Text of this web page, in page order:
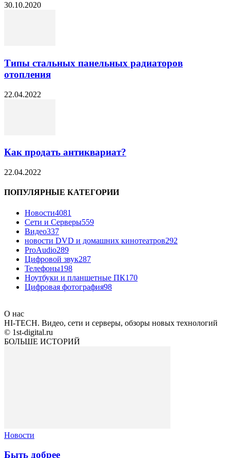
30.10.2020
Типы стальных панельных радиаторов
отопления
22.04.2022
Как продать антиквариат?
22.04.2022
ПОПУЛЯРНЫЕ КАТЕГОРИИ
Новости4081
Сети и Серверы559
Видео337
новости DVD и домашних кинотеатров292
ProAudio289
Цифровой звук287
Телефоны198
Ноутбуки и планшетные ПК170
Цифровая фотография98
О нас
HI-TECH. Видео, сети и серверы, обзоры новых технологий
© 1st-digital.ru
БОЛЬШЕ ИСТОРИЙ
Новости
Быть добрее